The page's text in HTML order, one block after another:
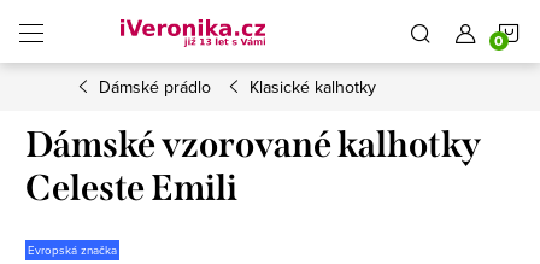
obsah
Dámské prádlo Klasické kalhotky
Dámské vzorované kalhotky
Celeste Emili
Evropská značka